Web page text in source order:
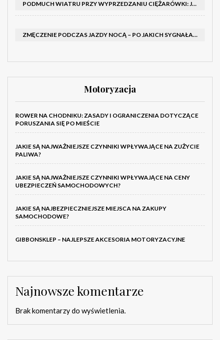
PODMUCH WIATRU PRZY WYPRZEDZANIU CIĘŻARÓWKI: JAK UTRZYMAĆ TOR JAZDY I OPANOWAĆ AUTO
ZMĘCZENIE PODCZAS JAZDY NOCĄ – PO JAKICH SYGNAŁACH ROZPOZNAĆ SENNOŚĆ ZA KIEROWNICĄ I KIEDY ZROBIĆ PRZERWĘ
Motoryzacja
ROWER NA CHODNIKU: ZASADY I OGRANICZENIA DOTYCZĄCE
PORUSZANIA SIĘ PO MIEŚCIE
JAKIE SĄ NAJWAŻNIEJSZE CZYNNIKI WPŁYWAJĄCE NA ZUŻYCIE
PALIWA?
JAKIE SĄ NAJWAŻNIEJSZE CZYNNIKI WPŁYWAJĄCE NA CENY
UBEZPIECZEŃ SAMOCHODOWYCH?
JAKIE SĄ NAJBEZPIECZNIEJSZE MIEJSCA NA ZAKUPY
SAMOCHODOWE?
GIBBONSKLEP – NAJLEPSZE AKCESORIA MOTORYZACYJNE
Najnowsze komentarze
Brak komentarzy do wyświetlenia.